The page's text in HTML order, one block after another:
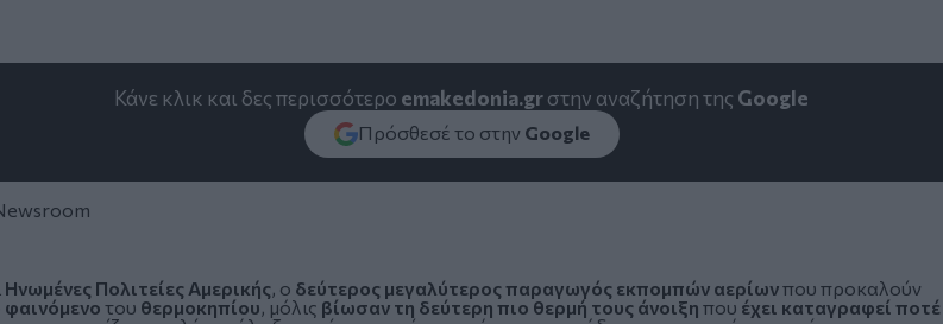
Κάνε κλικ και δες περισσότερο emakedonia.grστην αναζήτηση της Google
Πρόσθεσέ το στην Google
Ηνωμένες Πολιτείες Αμερικής , ο δεύτερος μεγαλύτερος παραγωγός εκπομπών αερίωνπου προκαλούν
φαινόμενο του θερμοκηπίου , μόλις βίωσαν τη δεύτερη πιο θερμή τους άνοιξη πουέχει καταγραφεί ποτέ